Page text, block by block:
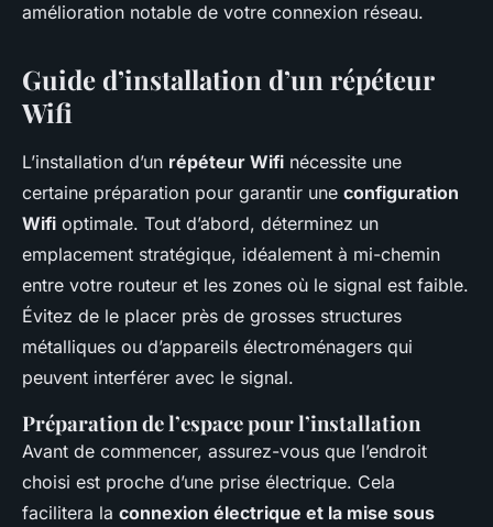
amélioration notable de votre connexion réseau.
Guide d’installation d’un répéteur
Wifi
L’installation d’un répéteur Wifi nécessite une
certaine préparation pour garantir une configuration
Wifi optimale. Tout d’abord, déterminez un
emplacement stratégique, idéalement à mi-chemin
entre votre routeur et les zones où le signal est faible.
Évitez de le placer près de grosses structures
métalliques ou d’appareils électroménagers qui
peuvent interférer avec le signal.
Préparation de l’espace pour l’installation
Avant de commencer, assurez-vous que l’endroit
choisi est proche d’une prise électrique. Cela
facilitera la connexion électrique et la mise sous